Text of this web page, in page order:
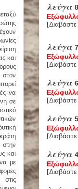
και
στον
να
σε
και
με
στις
λεύγα 8
[
λεύγα 7
[
λεύγα 6
[
λεύγα 5
[
λεύγα 4
[